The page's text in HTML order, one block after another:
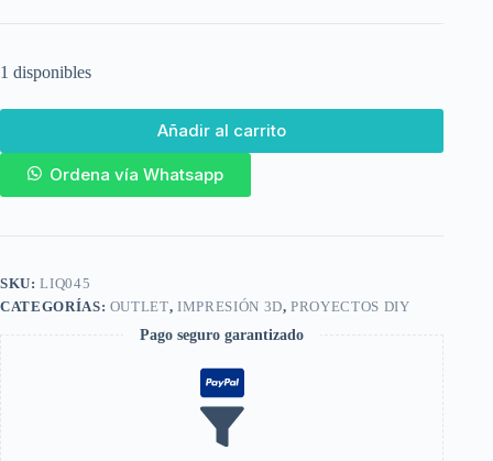
1 disponibles
Añadir al carrito
Ordena vía Whatsapp
SKU:LIQ045
CATEGORÍAS: OUTLET,IMPRESIÓN 3D,PROYECTOS DIY
Pago seguro garantizado